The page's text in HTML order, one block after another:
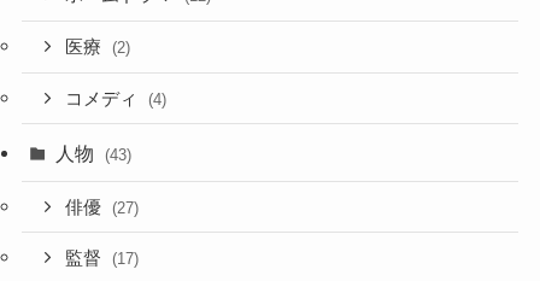
医療 (2)
コメディ (4)
人物 (43)
俳優 (27)
監督 (17)